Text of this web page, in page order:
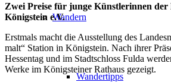
Wandern
Wandertipps
Zwei Preise für junge Künstlerinnen
Königstein e.V.
Erstmals macht die Ausstellung des
malt“ Station in Königstein. Nach ihrer
Hessentag und im Stadtschloss Fulda
Werke im Königsteiner Rathaus gezeigt.